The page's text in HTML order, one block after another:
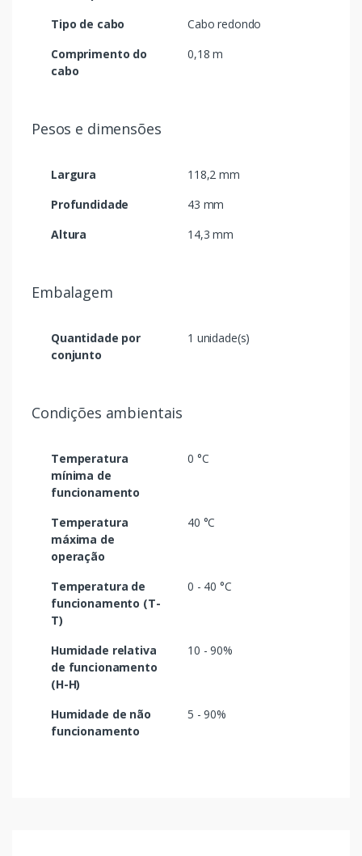
Tipo de cabo
Cabo redondo
Comprimento do
cabo
0,18 m
Pesos e dimensões
Largura
118,2 mm
Profundidade
43 mm
Altura
14,3 mm
Embalagem
Quantidade por
conjunto
1 unidade(s)
Condições ambientais
Temperatura
mínima de
funcionamento
0 °C
Temperatura
máxima de
operação
40 °C
Temperatura de
funcionamento (T-
T)
0 - 40 °C
Humidade relativa
de funcionamento
(H-H)
10 - 90%
Humidade de não
funcionamento
5 - 90%